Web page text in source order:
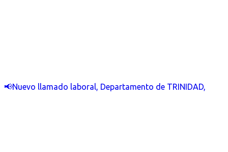
📢Nuevo llamado laboral, Departamento de TRINIDAD,